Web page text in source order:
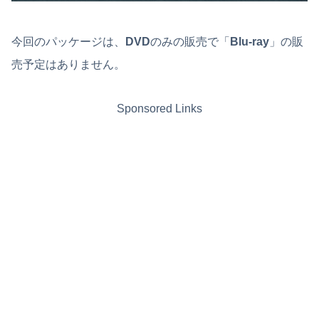
今回のパッケージは、 DVDのみの販売で「 Blu-ray 」の販
売予定はありません。
Sponsored Links